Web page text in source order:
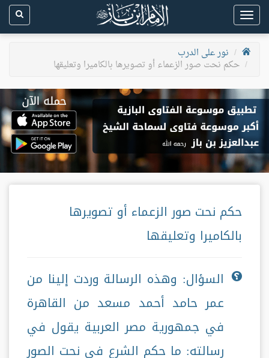
Toggle
navigation
نور على الدرب
حكم نحت صور الزعماء أو تصويرها بالكاميرا وتعليقها
حكم نحت صور الزعماء أو تصويرها
بالكاميرا وتعليقها
السؤال: وهذه الرسالة وردت إلينا من
عمر حامد أحمد مسعد من القاهرة
في جمهورية مصر العربية يقول في
رسالته: ما حكم الشرع في نحت الصور